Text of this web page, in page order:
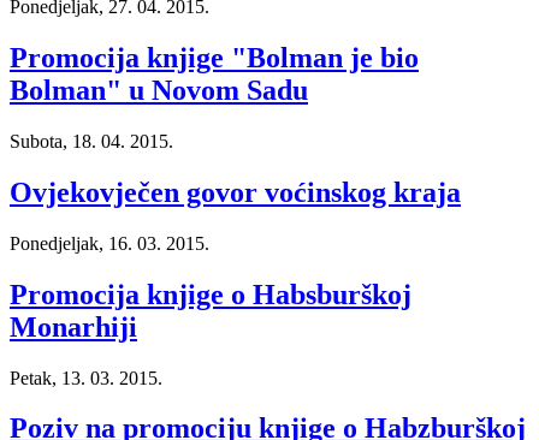
Ponedjeljak, 27. 04. 2015.
Promocija knjige "Bolman je bio
Bolman" u Novom Sadu
Subota, 18. 04. 2015.
Ovjekovječen govor voćinskog kraja
Ponedjeljak, 16. 03. 2015.
Promocija knjige o Habsburškoj
Monarhiji
Petak, 13. 03. 2015.
Poziv na promociju knjige o Habzburškoj